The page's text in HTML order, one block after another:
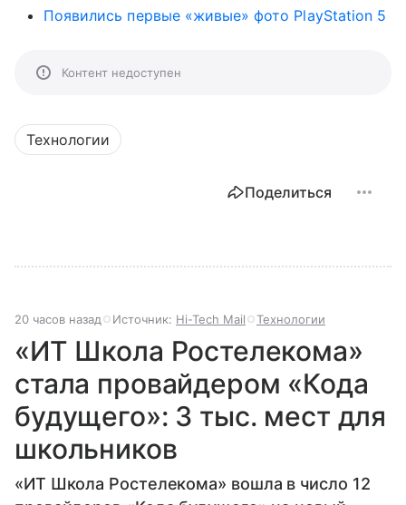
Появились первые «живые» фото PlayStation 5
Контент недоступен
Технологии
Поделиться
20 часов назад Источник: Hi-Tech Mail Технологии
«ИТ Школа Ростелекома»
стала провайдером «Кода
будущего»: 3 тыс. мест для
школьников
«ИТ Школа Ростелекома» вошла в число 12